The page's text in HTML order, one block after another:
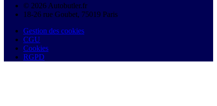
© 2026 Autobutler.fr
18-26 rue Goubet, 75019 Paris
Gestion des cookies
CGU
Cookies
RGPD